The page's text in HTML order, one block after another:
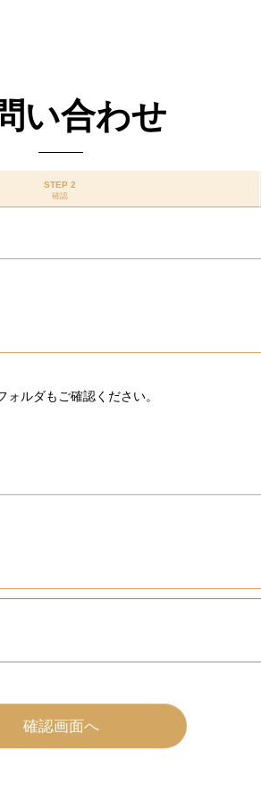
い合わせ
STEP 2
確認
ルダもご確認ください。
確認画面へ